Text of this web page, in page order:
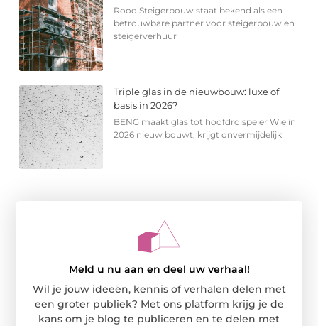
Rood Steigerbouw staat bekend als een
betrouwbare partner voor steigerbouw en
steigerverhuur
Triple glas in de nieuwbouw: luxe of
basis in 2026?
BENG maakt glas tot hoofdrolspeler Wie in
2026 nieuw bouwt, krijgt onvermijdelijk
Meld u nu aan en deel uw verhaal!
Wil je jouw ideeën, kennis of verhalen delen met
een groter publiek? Met ons platform krijg je de
kans om je blog te publiceren en te delen met